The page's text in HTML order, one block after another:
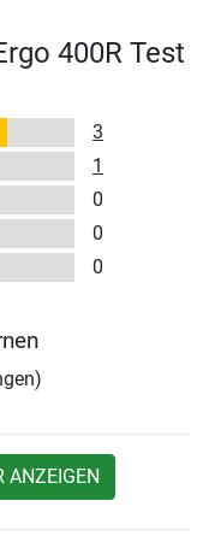
400R Test
3
1
0
0
0
ANZEIGEN